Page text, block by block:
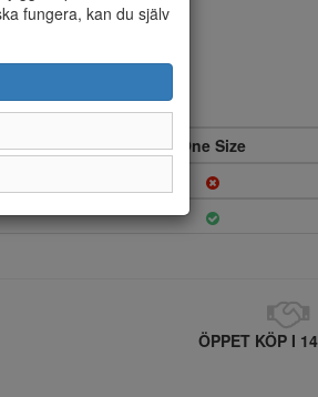
One Size
ÖPPET KÖP I
fungera, kan du själv